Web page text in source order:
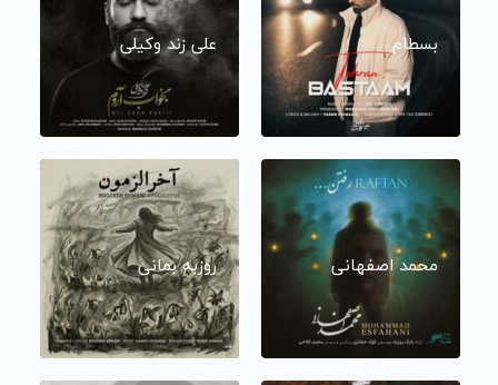
بسطام علی زند وکیلی
محمد اصفهانی روزبه بمانی